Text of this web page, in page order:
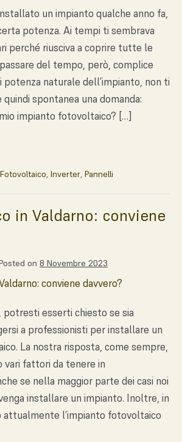
un impianto qualche anno fa,
potenza. Ai tempi ti sembrava
perché riusciva a coprire tutte le
del tempo, però, complice
potenza naturale dell’impianto, non ti
spontanea una domanda:
impianto fotovoltaico? […]
Fotovoltaico, Inverter, Pannelli
in Valdarno: conviene
on 8 Novembre 2023
potresti esserti chiesto se sia
a professionisti per installare un
La nostra risposta, come sempre,
vari fattori da tenere in
se nella maggior parte dei casi noi
installare un impianto. Inoltre, in
attualmente l’impianto fotovoltaico